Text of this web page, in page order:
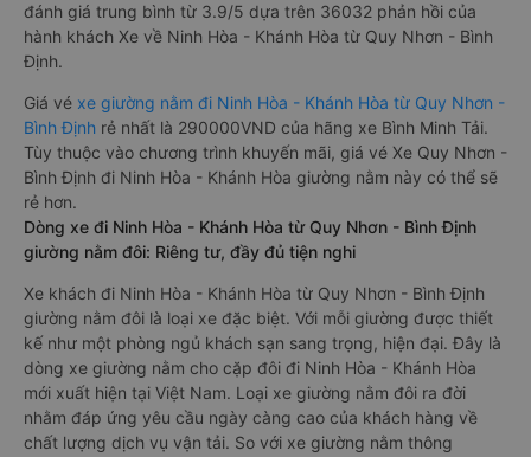
đánh giá trung bình từ 3.9/5 dựa trên 36032 phản hồi của
hành khách Xe về Ninh Hòa - Khánh Hòa từ Quy Nhơn - Bình
Định.
Giá vé xe giường nằm đi Ninh Hòa - Khánh Hòa từ Quy Nhơn -
Bình Định rẻ nhất là 290000VND của hãng xe Bình Minh Tải.
Tùy thuộc vào chương trình khuyến mãi, giá vé Xe Quy Nhơn -
Bình Định đi Ninh Hòa - Khánh Hòa giường nằm này có thể sẽ
rẻ hơn.
Dòng xe đi Ninh Hòa - Khánh Hòa từ Quy Nhơn - Bình Định
giường nằm đôi: Riêng tư, đầy đủ tiện nghi
Xe khách đi Ninh Hòa - Khánh Hòa từ Quy Nhơn - Bình Định
giường nằm đôi là loại xe đặc biệt. Với mỗi giường được thiết
kế như một phòng ngủ khách sạn sang trọng, hiện đại. Đây là
dòng xe giường nằm cho cặp đôi đi Ninh Hòa - Khánh Hòa
mới xuất hiện tại Việt Nam. Loại xe giường nằm đôi ra đời
nhằm đáp ứng yêu cầu ngày càng cao của khách hàng về
chất lượng dịch vụ vận tải. So với xe giường nằm thông